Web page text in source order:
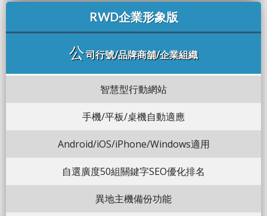
RWD企業形象版
公司行號/品牌商舖/企業組織
智慧型行動網站
手機/平板/桌機自動適應
Android/iOS/iPhone/Windows適用
自選廣度50組關鍵字SEO優化排名
異地主機備份功能